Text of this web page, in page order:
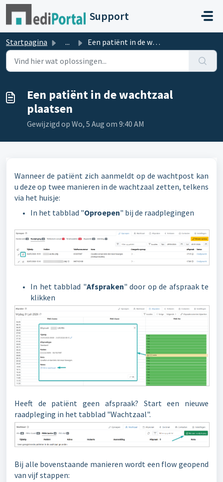
Doorgaan naar hoofdinhoud
Support
Startpagina ... Een patiënt in de wachtzaal plaatsen
Een patiënt in de wachtzaal
plaatsen
Gewijzigd op Wo, 5 Aug om 9:40 AM
Wanneer de patiënt zich aanmeldt op de wachtpost kan
u deze op twee manieren in de wachtzaal zetten, telkens
via het huisje:
In het tabblad "Oproepen" bij de raadplegingen
In het tabblad "Afspraken" door op de afspraak te
klikken
Heeft de patiënt geen afspraak? Start een nieuwe
raadpleging in het tabblad "Wachtzaal".
Bij alle bovenstaande manieren wordt een flow geopend
van vijf stappen: